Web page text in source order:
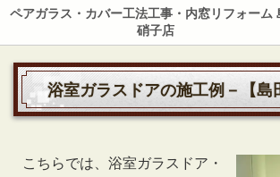
ペアガラス・カバー工法工事・内窓リフォーム
硝子店
浴室ガラスドアの施工例 －【島
こちらでは、浴室ガラスドア・